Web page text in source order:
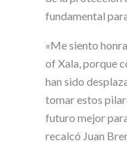
fundamental
«Me siento
of Xala, porque
han sido
tomar estos
futuro mejor
recalcó Juan